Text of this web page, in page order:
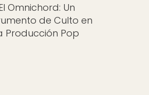
Omnichord: Un
de Culto en
Producción Pop